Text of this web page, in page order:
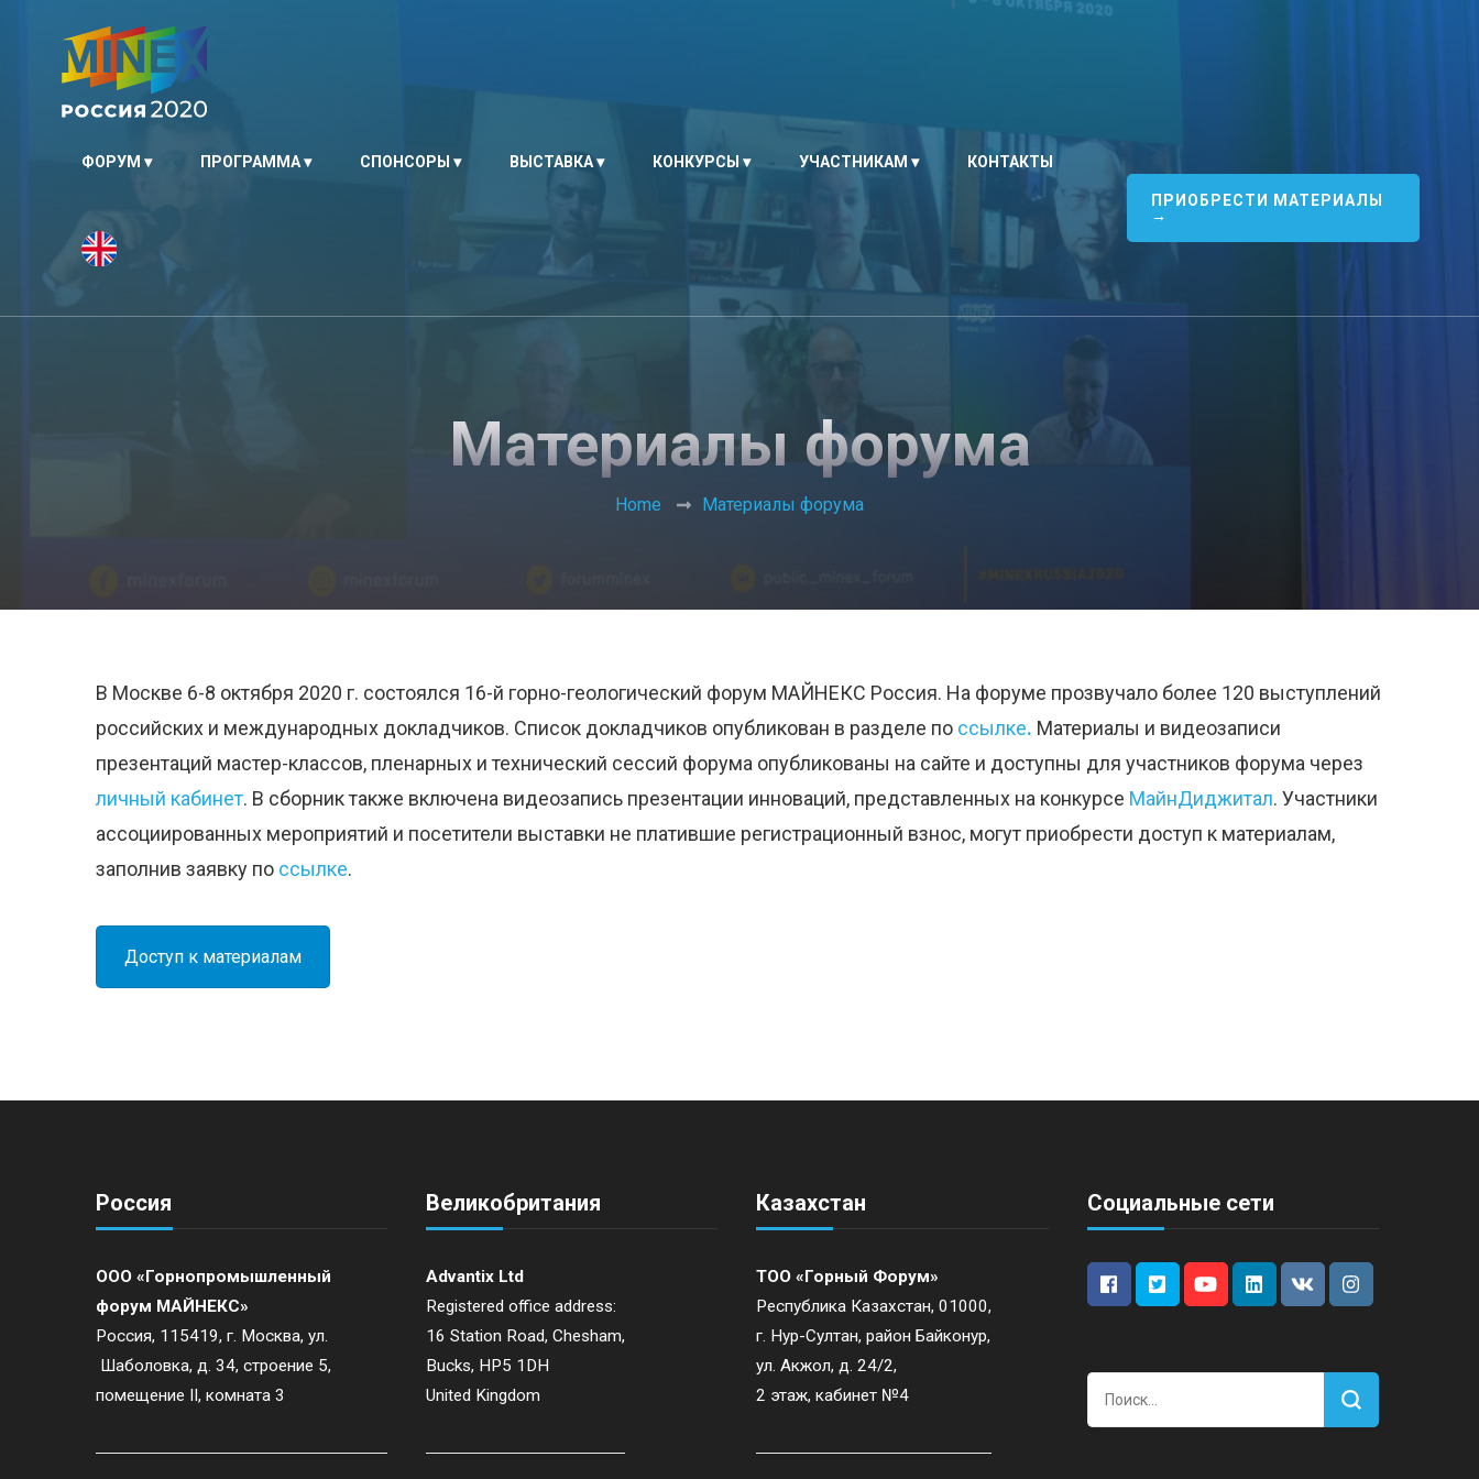
ФОРУМ ПРОГРАММА СПОНСОРЫ ВЫСТАВКА КОНКУРСЫ УЧАСТНИКАМ КОНТАКТЫ
ПРИОБРЕСТИ МАТЕРИАЛЫ
→
Материалы форума
Home Материалы форума
В Москве 6-8 октября 2020 г. состоялся 16-й горно-геологический форум МАЙНЕКС Россия. На форуме прозвучало более 120 выступлений
российских и международных докладчиков. Список докладчиков опубликован в разделе по ссылке. Материалы и видеозаписи
презентаций мастер-классов, пленарных и технический сессий форума опубликованы на сайте и доступны для участников форума через
личный кабинет. В сборник также включена видеозапись презентации инноваций, представленных на конкурсе МайнДиджитал. Участники
ассоциированных мероприятий и посетители выставки не платившие регистрационный взнос, могут приобрести доступ к материалам,
заполнив заявку по ссылке.
Доступ к материалам
Россия
ООО «Горнопромышленный
форум МАЙНЕКС»
Россия, 115419, г. Москва, ул.
Шаболовка, д. 34, строение 5,
помещение II, комната 3
Великобритания
Advantix Ltd
Registered office address:
16 Station Road, Chesham,
Bucks, HP5 1DH
United Kingdom
Казахстан
ТОО «Горный Форум»
Республика Казахстан, 01000,
г. Нур-Султан, район Байконур,
ул. Акжол, д. 24/2,
2 этаж, кабинет №4
Социальные сети
Найти: